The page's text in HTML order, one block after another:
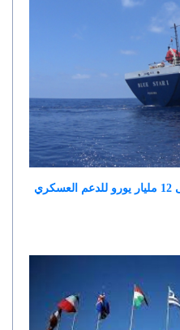
الاتحاد الاوروبي :التمويل ارتفع الى 12 مليار يورو للدعم العسكري